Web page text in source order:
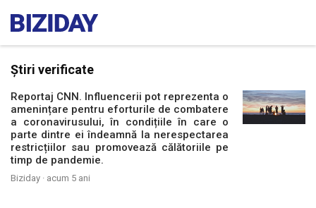
Știri verificate
Reportaj CNN. Influencerii pot reprezenta o
amenințare pentru eforturile de combatere
a coronavirusului, în condițiile în care o
parte dintre ei îndeamnă la nerespectarea
restricțiilor sau promovează călătoriile pe
timp de pandemie.
Biziday · acum 5 ani